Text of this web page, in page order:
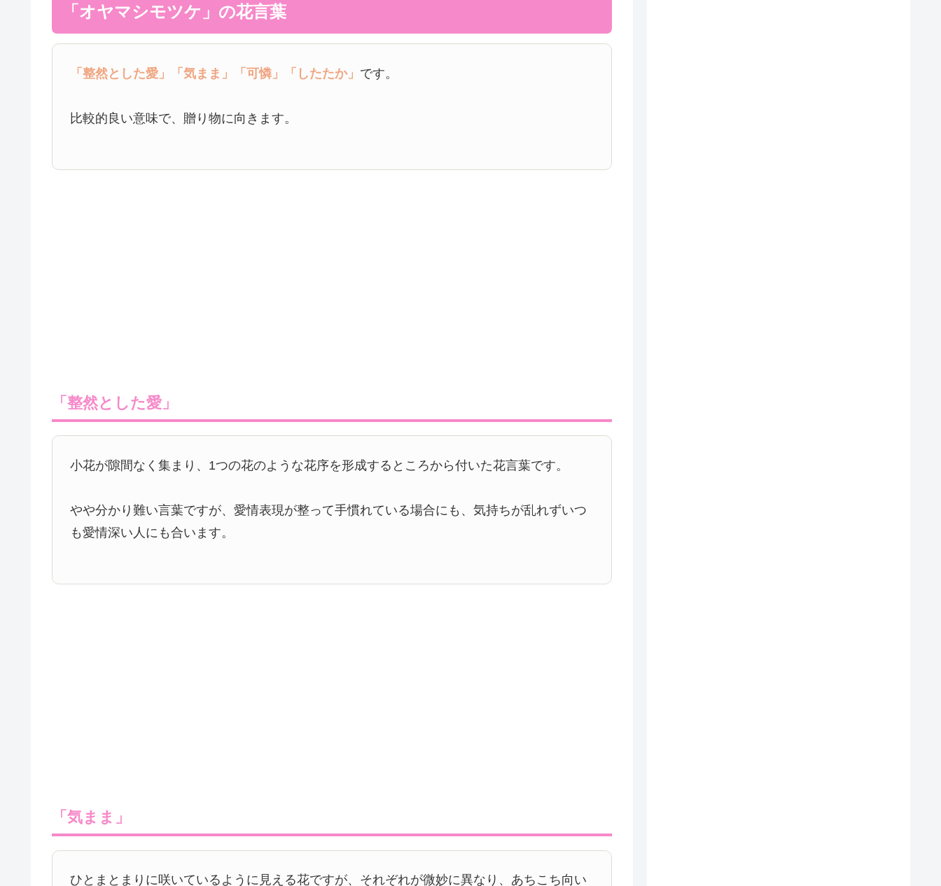
「オヤマシモツケ」の花言葉
「整然とした愛」 「気まま」 「可憐」 「したたか」 です。
比較的良い意味で、贈り物に向きます。
「整然とした愛」
小花が隙間なく集まり、1つの花のような花序を形成するところから付いた花言葉です。
やや分かり難い言葉ですが、愛情表現が整って手慣れている場合にも、気持ちが乱れずいつ
も愛情深い人にも合います。
「気まま」
ひとまとまりに咲いているように見える花ですが、それぞれが微妙に異なり、あちこち向い